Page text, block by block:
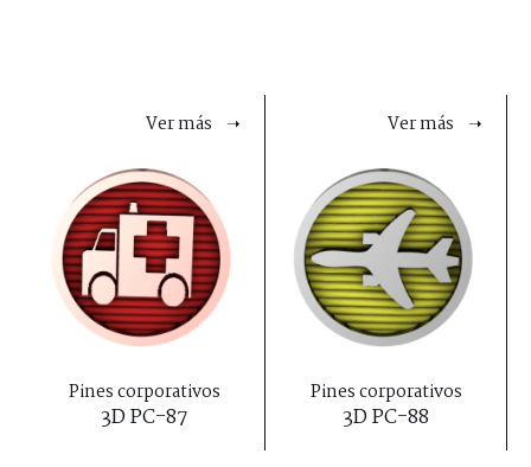
Ver más ➝
Pines corporativos
3D PC-87
Ver más ➝
Pines corporativos
3D PC-88